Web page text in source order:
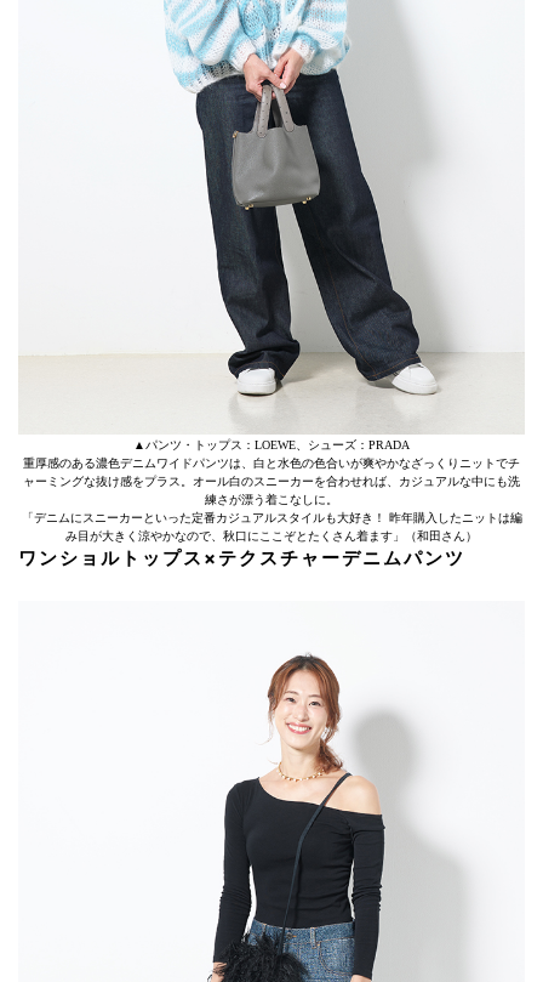
▲パンツ・トップス：LOEWE、シューズ：PRADA
重厚感のある濃色デニムワイドパンツは、白と水色の色合いが爽やかなざっくりニットでチ
ャーミングな抜け感をプラス。オール白のスニーカーを合わせれば、カジュアルな中にも洗
練さが漂う着こなしに。
「デニムにスニーカーといった定番カジュアルスタイルも大好き！ 昨年購入したニットは編
み目が大きく涼やかなので、秋口にここぞとたくさん着ます」（和田さん）
ワンショルトップス×テクスチャーデニムパンツ